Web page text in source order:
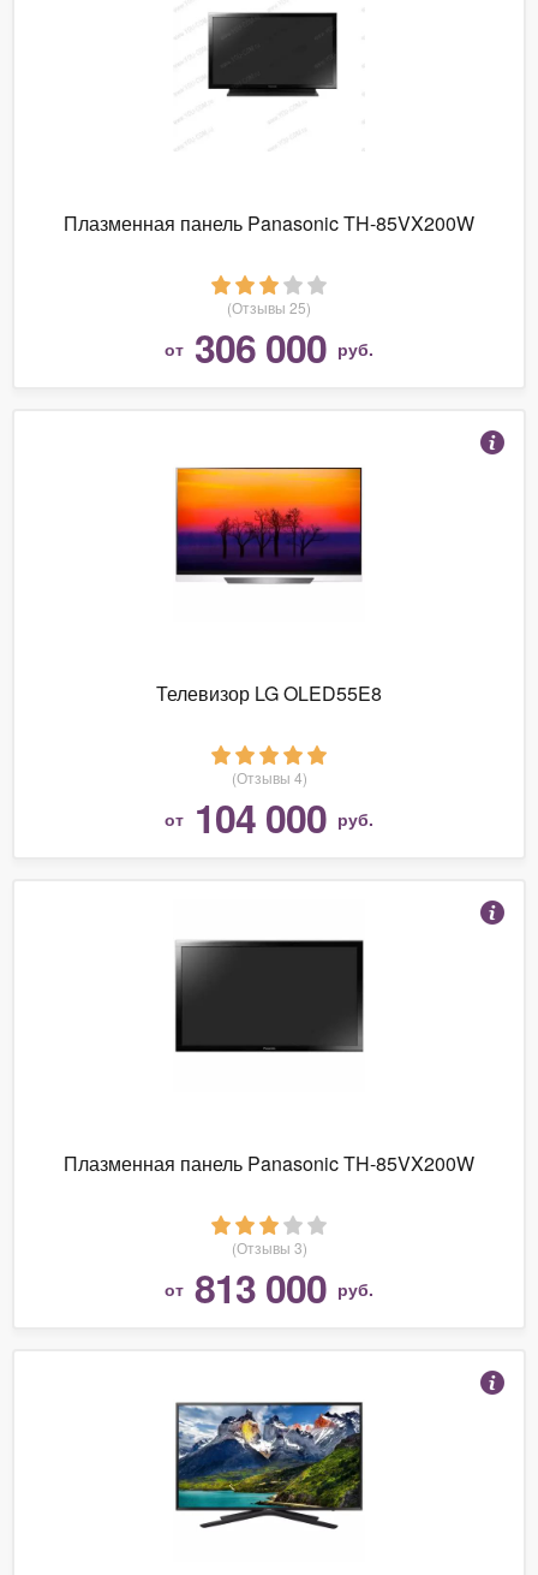
Плазменная панель Panasonic TH-85VX200W
(Отзывы 25)
от 306 000 руб.
Телевизор LG OLED55E8
(Отзывы 4)
от 104 000 руб.
Плазменная панель Panasonic TH-85VX200W
(Отзывы 3)
от 813 000 руб.